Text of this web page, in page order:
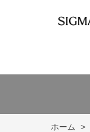
ホーム >